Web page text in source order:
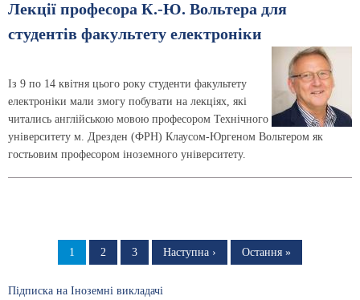
Лекції професора К.-Ю. Вольтера для
студентів факультету електроніки
Із 9 по 14 квітня цього року студенти факультету
електроніки мали змогу побувати на лекціях, які
читались англійською мовою професором Технічного
університету м. Дрезден (ФРН) Клаусом-Юргеном Вольтером як
гостьовим професором іноземного університету.
Сторінка
1 Сторінка
2 Сторінка
3
Наступна
Наступна ›
Остання
Остання »
Підписка на Іноземні викладачі